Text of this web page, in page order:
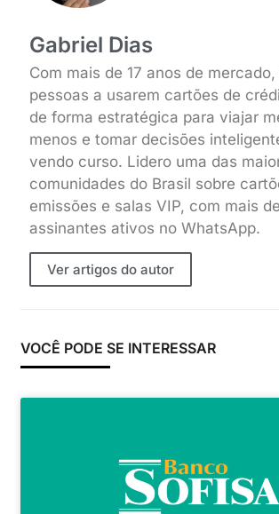
Gabriel Dias
Com mais de 17 anos de
pessoas a usarem cartões de
de forma estratégica para viajar
menos e tomar decisões
vendo curso. Lidero uma das
comunidades do Brasil sobre
emissões e salas VIP, com mais
assinantes ativos no WhatsApp.
Ver artigos do autor
VOCÊ PODE SE INTERESSAR